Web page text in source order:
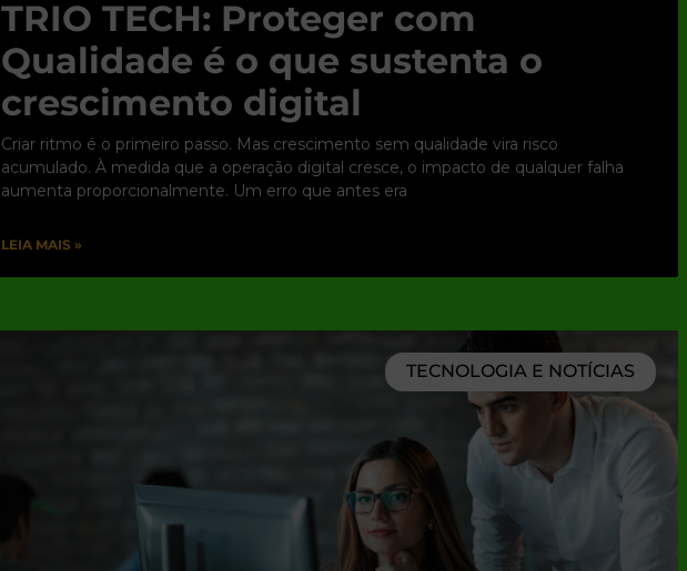
TRIO TECH: Proteger com
Qualidade é o que sustenta o
crescimento digital
Criar ritmo é o primeiro passo. Mas crescimento sem qualidade vira risco
acumulado. À medida que a operação digital cresce, o impacto de qualquer falha
aumenta proporcionalmente. Um erro que antes era
LEIA MAIS »
TECNOLOGIA E NOTÍCIAS